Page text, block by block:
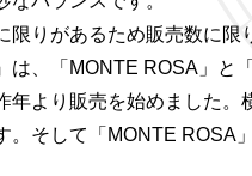
限りがあるため販売数に限
は、「MONTE ROSA」
年より販売を始めました
。そして「MONTE ROSA